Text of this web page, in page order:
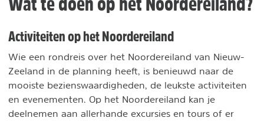
Activiteiten op het Noordereiland
Wie een rondreis over het Noordereiland van Nieuw-
Zeeland in de planning heeft, is benieuwd naar de
mooiste bezienswaardigheden, de leukste activiteiten
en evenementen. Op het Noordereiland kan je
deelnemen aan allerhande excursies en tours of er